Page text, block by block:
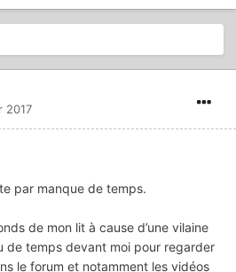
2017
par manque de temps.
de mon lit à cause d’une vilaine
de temps devant moi pour regarder
le forum et notamment les vidéos